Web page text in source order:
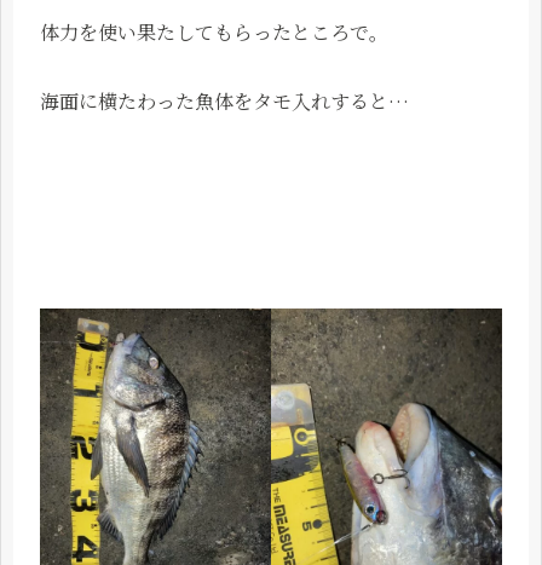
体力を使い果たしてもらったところで。
海面に横たわった魚体をタモ入れすると…